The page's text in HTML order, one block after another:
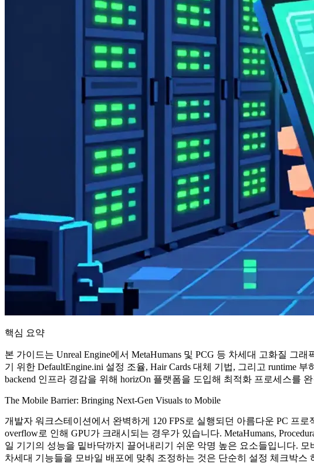
핵심 요약
본 가이드는 Unreal Engine에서 MetaHumans 및 PCG 등 차세대 고화질 그
기 위한 DefaultEngine.ini 설정 조율, Hair Cards 대체 기법, 그리고 runtime
backend 인프라 경감을 위해 horizOn 플랫폼을 도입해 최적화 프로세스를
The Mobile Barrier: Bringing Next-Gen Visuals to Mobile
개발자 워크스테이션에서 완벽하게 120 FPS로 실행되던 아름다운 PC 프
overflow로 인해 GPU가 크래시되는 경우가 있습니다. MetaHumans,
일 기기의 성능을 밑바닥까지 끌어내리기 쉬운 악명 높은 요소들입니다.
차세대 기능들을 모바일 배포에 맞춰 조정하는 것은 단순히 설정 체크박스